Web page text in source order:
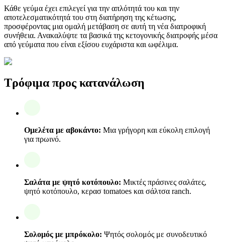
Κάθε γεύμα έχει επιλεγεί για την απλότητά του και την
αποτελεσματικότητά του στη διατήρηση της κέτωσης,
προσφέροντας μια ομαλή μετάβαση σε αυτή τη νέα διατροφική
συνήθεια. Ανακαλύψτε τα βασικά της κετογονικής διατροφής μέσα
από γεύματα που είναι εξίσου ευχάριστα και ωφέλιμα.
Τρόφιμα προς κατανάλωση
Ομελέτα με αβοκάντο: Μια γρήγορη και εύκολη επιλογή
για πρωινό.
Σαλάτα με ψητό κοτόπουλο: Μικτές πράσινες σαλάτες,
ψητό κοτόπουλο, κερασ tomatoes και σάλτσα ranch.
Σολομός με μπρόκολο: Ψητός σολομός με συνοδευτικό